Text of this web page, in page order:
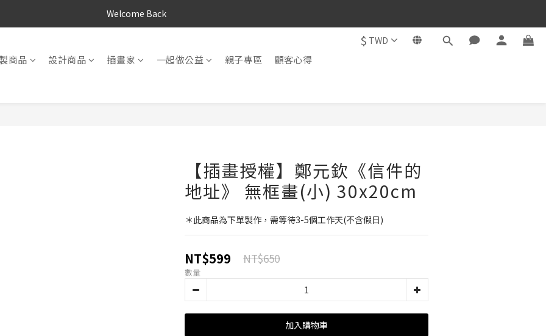
Welcome Back
$ TWD
商品 設計商品 插畫家 一起做公益 親子專區 顧客心得
【插畫授權】鄭元欽《信件的
地址》 無框畫(小) 30x20cm
＊此商品為下單製作，需等待3-5個工作天(不含假日)
NT$599 NT$650
數量
加入購物車